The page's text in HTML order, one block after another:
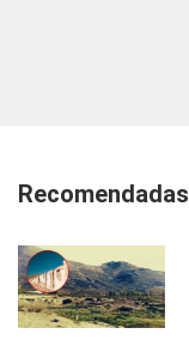
Recomendadas